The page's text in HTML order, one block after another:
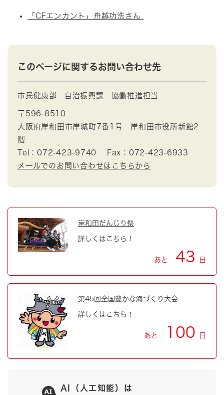
「CFエンカント」舟越功浩さん
このページに関するお問い合わせ先
市民健康部 自治振興課 協働推進担当
〒596-8510
大阪府岸和田市岸城町7番1号 岸和田市役所新館2
階
Tel：072-423-9740
Fax：072-423-6933
メールでのお問い合わせはこちらから
岸和田だんじり祭
詳しくはこちら！
あと 43 日
第45回全国豊かな海づくり大会
詳しくはこちら！
あと 100 日
AI（人工知能）は